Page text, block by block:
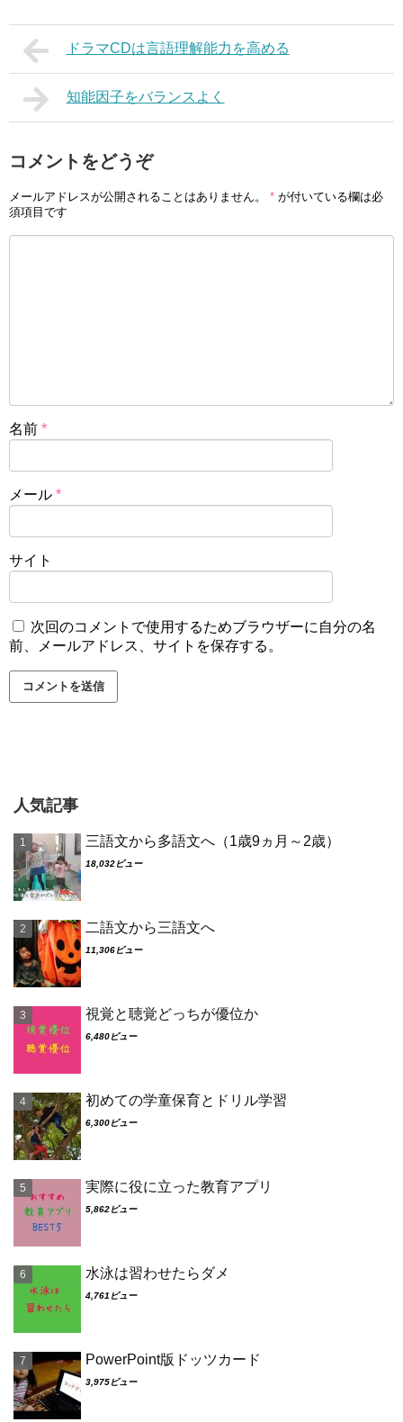
ドラマCDは言語理解能力を高める
知能因子をバランスよく
コメントをどうぞ
メールアドレスが公開されることはありません。 * が付いている欄は必
須項目です
名前 *
メール *
サイト
次回のコメントで使用するためブラウザーに自分の名
前、メールアドレス、サイトを保存する。
人気記事
三語文から多語文へ（1歳9ヵ月～2歳）
18,032ビュー
二語文から三語文へ
11,306ビュー
視覚と聴覚どっちが優位か
6,480ビュー
初めての学童保育とドリル学習
6,300ビュー
実際に役に立った教育アプリ
5,862ビュー
水泳は習わせたらダメ
4,761ビュー
PowerPoint版ドッツカード
3,975ビュー